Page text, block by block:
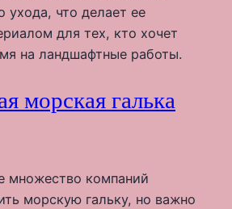
ухода, что делает ее
для тех, кто хочет
на ландшафтные работы.
морская галька
множество компаний
морскую гальку, но важно